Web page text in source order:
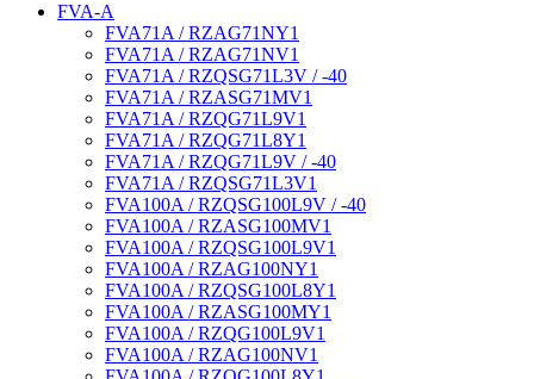
FVA-A
FVA71A / RZAG71NY1
FVA71A / RZAG71NV1
FVA71A / RZQSG71L3V / -40
FVA71A / RZASG71MV1
FVA71A / RZQG71L9V1
FVA71A / RZQG71L8Y1
FVA71A / RZQG71L9V / -40
FVA71A / RZQSG71L3V1
FVA100A / RZQSG100L9V / -40
FVA100A / RZASG100MV1
FVA100A / RZQSG100L9V1
FVA100A / RZAG100NY1
FVA100A / RZQSG100L8Y1
FVA100A / RZASG100MY1
FVA100A / RZQG100L9V1
FVA100A / RZAG100NV1